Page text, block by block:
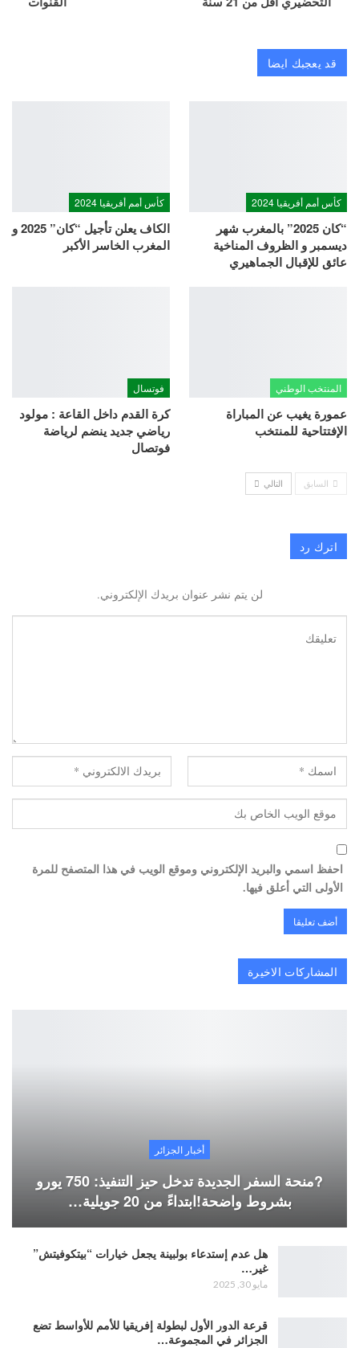
قد يعجبك ايضا
كأس أمم أفريقيا 2024
“كان 2025” بالمغرب شهر
ديسمبر و الظروف المناخية
عائق للإقبال الجماهيري
كأس أمم أفريقيا 2024
الكاف يعلن تأجيل “كان” 2025 و
المغرب الخاسر الأكبر
المنتخب الوطني
عمورة يغيب عن المباراة
الإفتتاحية للمنتخب
فوتسال
كرة القدم داخل القاعة : مولود
رياضي جديد ينضم لرياضة
فوتصال
السابق التالي
اترك رد
لن يتم نشر عنوان بريدك الإلكتروني.
احفظ اسمي والبريد الإلكتروني وموقع الويب في هذا المتصفح للمرة
الأولى التي أعلق فيها.
المشاركات الاخيرة
أخبار الجزائر
?منحة السفر الجديدة تدخل حيز التنفيذ: 750 يورو
بشروط واضحة!ابتداءً من 20 جويلية…
هل عدم إستدعاء بولبينة يجعل خيارات “بيتكوفيتش”
غير…
مايو 30, 2025
قرعة الدور الأول لبطولة إفريقيا للأمم للأواسط تضع
الجزائر في المجموعة…